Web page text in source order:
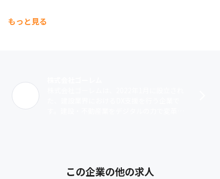
もっと見る
この企業の他の求人